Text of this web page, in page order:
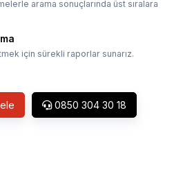
arama sonuçlarında üst sıralara
için sürekli raporlar sunarız.
0850 304 30 18